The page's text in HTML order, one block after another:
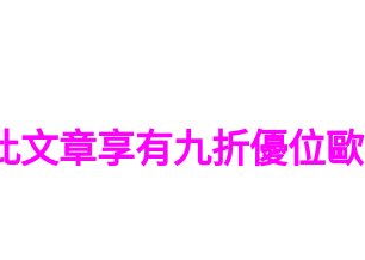
文章享有九折優位歐